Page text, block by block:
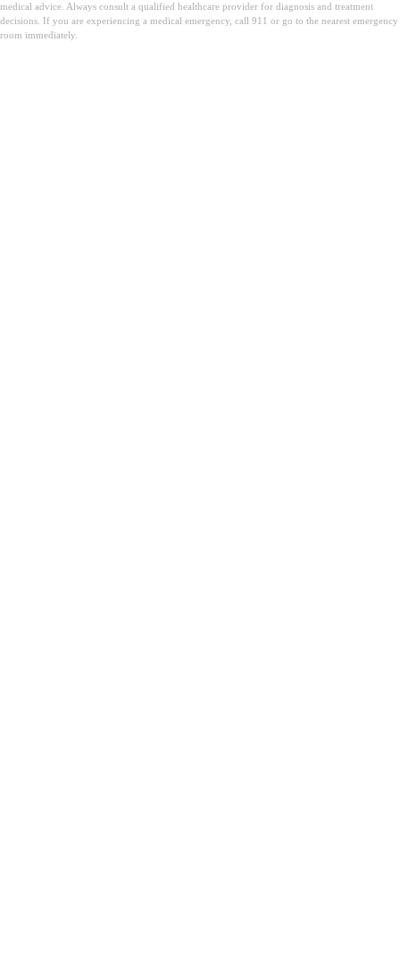
medical advice. Always consult a qualified healthcare provider for diagnosis and treatment
decisions. If you are experiencing a medical emergency, call 911 or go to the nearest emergency
room immediately.